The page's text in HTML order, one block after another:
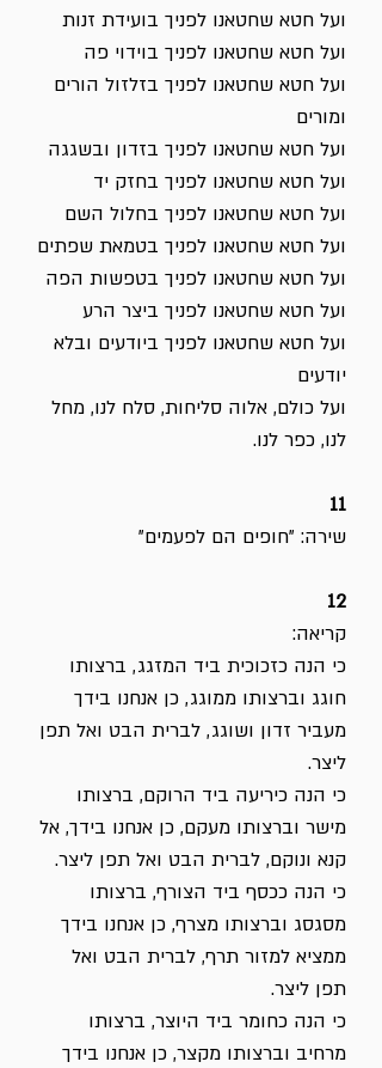
ועל חטא שחטאנו לפניך בועידת זנות
ועל חטא שחטאנו לפניך בוידוי פה
ועל חטא שחטאנו לפניך בזלזול הורים
ומורים
ועל חטא שחטאנו לפניך בזדון ובשגגה
ועל חטא שחטאנו לפניך בחזק יד
ועל חטא שחטאנו לפניך בחלול השם
ועל חטא שחטאנו לפניך בטמאת שפתים
ועל חטא שחטאנו לפניך בטפשות הפה
ועל חטא שחטאנו לפניך ביצר הרע
ועל חטא שחטאנו לפניך ביודעים ובלא
יודעים
ועל כולם, אלוה סליחות, סלח לנו, מחל
לנו, כפר לנו.
11
שירה: "חופים הם לפעמים"
12
קריאה:
כי הנה כזכוכית ביד המזגג, ברצותו
חוגג וברצותו ממוגג, כן אנחנו בידך
מעביר זדון ושוגג, לברית הבט ואל תפן
ליצר.
כי הנה כיריעה ביד הרוקם, ברצותו
מישר וברצותו מעקם, כן אנחנו בידך, אל
קנא ונוקם, לברית הבט ואל תפן ליצר.
כי הנה ככסף ביד הצורף, ברצותו
מסגסג וברצותו מצרף, כן אנחנו בידך
ממציא למזור תרף, לברית הבט ואל
תפן ליצר.
כי הנה כחומר ביד היוצר, ברצותו
מרחיב וברצותו מקצר, כן אנחנו בידך